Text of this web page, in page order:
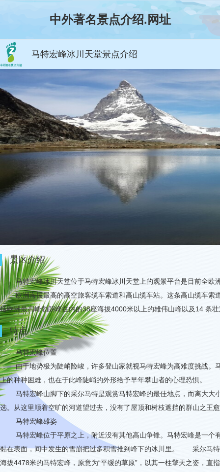
中外著名景点介绍.网址
马特宏峰冰川天堂景点介绍
景区介绍
马特宏峰冰川天堂位于马特宏峰冰川天堂上的观景平台是目前全欧
欧洲海拔最高的高空旅客缆车索道和高山缆车站。这条高山缆车索
括欧洲最高峰勃朗峰在内的38座海拔4000米以上的雄伟山峰以及14 条
特点
马特宏峰位置
由于地势极为陡峭险峻，许多登山家就视马特宏峰为高难度挑战
上的种种困难，也在于此峰陡峭的外形给予早年攀山者的心理恐惧。
马特宏峰山脚下的采尔马特是观赏马特宏峰的最佳地点，而离大
选。从这里顺着空旷的河道望过去，没有了屋顶和树枝遮挡的群山之王
马特宏峰雄姿
马特宏峰位于平原之上，附近没有其他高山争锋。马特宏峰是一
黏在表面，间中发生的雪崩把过多积雪推到峰下的冰川里。 采尔马
海拔4478米的马特宏峰，原意为“平缓的草原” ，以其一柱擎天之姿，直